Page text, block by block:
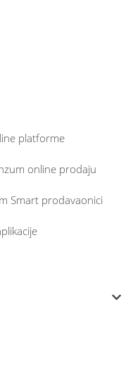
platforme
online prodaju
Smart prodavaonici